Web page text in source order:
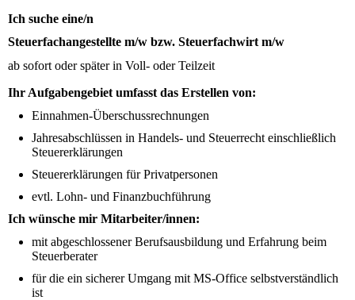
Ich suche eine/n
Steuerfachangestellte m/w bzw. Steuerfachwirt m/w
ab sofort oder später in Voll- oder Teilzeit
Ihr Aufgabengebiet umfasst das Erstellen von:
Einnahmen-Überschussrechnungen
Jahresabschlüssen in Handels- und Steuerrecht einschließlich
Steuererklärungen
Steuererklärungen für Privatpersonen
evtl. Lohn- und Finanzbuchführung
Ich wünsche mir Mitarbeiter/innen:
mit abgeschlossener Berufsausbildung und Erfahrung beim
Steuerberater
für die ein sicherer Umgang mit MS-Office selbstverständlich
ist